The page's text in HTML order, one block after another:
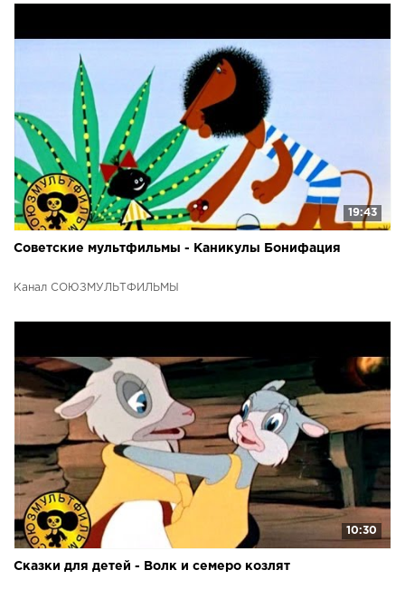
19:43
Советские мультфильмы - Каникулы Бонифация
Канал СОЮЗМУЛЬТФИЛЬМЫ
10:30
Сказки для детей - Волк и семеро козлят